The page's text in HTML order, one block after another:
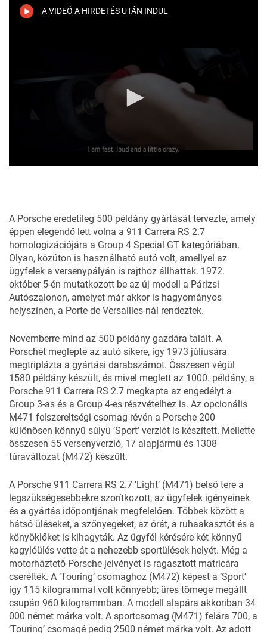
A VIDEÓ A HIRDETÉS UTÁN INDUL
36
seconds
A Porsche eredetileg 500 példány gyártását tervezte, amely
éppen elegendő lett volna a 911 Carrera RS 2.7
homologizációjára a Group 4 Special GT kategóriában.
Olyan, közúton is használható autó volt, amellyel az
ügyfelek a versenypályán is rajthoz állhattak. 1972.
október 5-én mutatkozott be az új modell a Párizsi
Autószalonon, amelyet már akkor is hagyományos
helyszínén, a Porte de Versailles-nál rendeztek.
Novemberre mind az 500 példány gazdára talált. A
Porschét meglepte az autó sikere, így 1973 júliusára
megtriplázta a gyártási darabszámot. Összesen végül
1580 példány készült, és mivel meglett az 1000. példány, a
Porsche 911 Carrera RS 2.7 megkapta az engedélyt a
Group 3-as és a Group 4-es részvételhez is. Az opcionális
M471 felszereltségi csomag révén a Porsche 200
különösen könnyű súlyú ’Sport’ verziót is készített. Mellette
összesen 55 versenyverzió, 17 alapjármű és 1308
túraváltozat (M472) készült.
A Porsche 911 Carrera RS 2.7 ’Light’ (M471) belső tere a
legszükségesebbekre szorítkozott, az ügyfelek igényeinek
és a gyártás időpontjának megfelelően. Többek között a
hátsó üléseket, a szőnyegeket, az órát, a ruhaakasztót és a
könyöklőket is kihagyták. Az ügyfél kérésére két könnyű
kagylóülés vette át a nehezebb sportülések helyét. Még a
motorháztető Porsche-jelvényét is ragasztott matricára
cserélték. A ’Touring’ csomaghoz (M472) képest a ’Sport’
így 115 kilogrammal volt könnyebb; üres tömege megállt
csupán 960 kilogrammban. A modell alapára akkoriban 34
000 német márka volt. A sportcsomag (M471) felára 700, a
’Touring’ csomagé pedig 2500 német márka volt. Az adott